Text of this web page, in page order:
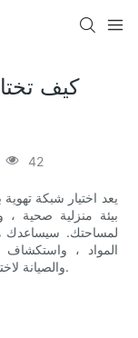
كيف
42
يعد اختيار شبكة
بيئة منزلية صحية ،
لمساحتك. سيساعدك
المواد ، واستكشاف
والصيانة لاختيار شبكة تهوية باب الألومنيوم المثالية لاحتياجاتك.